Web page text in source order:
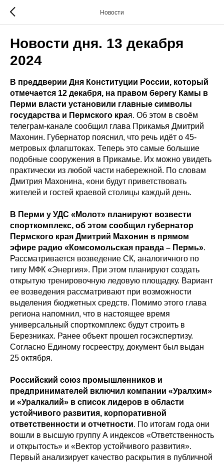
Новости
Новости дня. 13 декабря
2024
В преддверии Дня Конституции России, который
отмечается 12 декабря, на правом берегу Камы в
Перми власти установили главные символы
государства и Пермского края. Об этом в своём
телеграм-канале сообщил глава Прикамья Дмитрий
Махонин. Губернатор пояснил, что речь идёт о 45-
метровых флагштоках. Теперь это самые большие
подобные сооружения в Прикамье. Их можно увидеть
практически из любой части набережной. По словам
Дмитрия Махонина, «они будут приветствовать
жителей и гостей краевой столицы каждый день.
В Перми у УДС «Молот» планируют возвести
спорткомплекс, об этом сообщил губернатор
Пермского края Дмитрий Махонин в прямом
эфире радио «Комсомольская правда – Пермь».
Рассматривается возведение СК, аналогичного по
типу МФК «Энергия». При этом планируют создать
открытую тренировочную ледовую площадку. Вариант
ее возведения рассматривают при возможности
выделения бюджетных средств. Помимо этого глава
региона напомнил, что в настоящее время
универсальный спорткомплекс будут строить в
Березниках. Ранее объект прошел госэкспертизу.
Согласно Единому госреестру, документ был выдан
25 октября.
Российский союз промышленников и
предпринимателей включил компании «Уралхим»
и «Уралкалий» в список лидеров в области
устойчивого развития, корпоративной
ответственности и отчетности. По итогам года они
вошли в высшую группу А индексов «Ответственность
и открытость» и «Вектор устойчивого развития».
Первый анализирует качество раскрытия в публичной